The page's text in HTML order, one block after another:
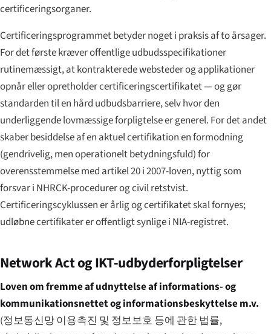
certifi­cerings­organer.
Certificeringsprogrammet betyder noget i praksis af to årsager.
For det første kræver offentlige udbudsspecifikationer
rutinemæssigt, at kontrakterede websteder og applikationer
opnår eller opretholder certificeringscertifikatet — og gør
standarden til en hård udbudsbarriere, selv hvor den
underliggende lovmæssige forpligtelse er generel. For det andet
skaber besiddelse af en aktuel certifikation en formodning
(gendrivelig, men operationelt betydningsfuld) for
overensstemmelse med artikel 20 i 2007-loven, nyttig som
forsvar i NHRCK-procedurer og civil retstvist.
Certificeringscyklussen er årlig og certifikatet skal fornyes;
udløbne certifikater er offentligt synlige i NIA-registret.
Network Act og IKT-udbyder­forpligtelser
Loven om fremme af udnyttelse af informations- og
kommunikationsnettet og informationsbeskyttelse m.v.
(정보통신망 이용촉진 및 정보보호 등에 관한 법률,